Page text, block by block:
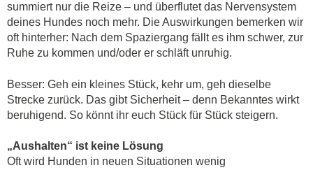
summiert nur die Reize – und überflutet das Nervensystem
deines Hundes noch mehr. Die Auswirkungen bemerken wir
oft hinterher: Nach dem Spaziergang fällt es ihm schwer, zur
Ruhe zu kommen und/oder er schläft unruhig.
Besser: Geh ein kleines Stück, kehr um, geh dieselbe
Strecke zurück. Das gibt Sicherheit – denn Bekanntes wirkt
beruhigend. So könnt ihr euch Stück für Stück steigern.
„Aushalten“ ist keine Lösung
Oft wird Hunden in neuen Situationen wenig